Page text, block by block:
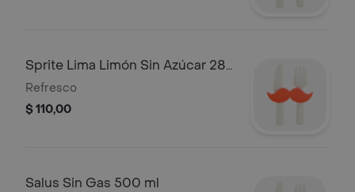
Sprite Lima Limón Sin Azúcar 285
ml
Refresco
$ 110,00
Salus Sin Gas 500 ml